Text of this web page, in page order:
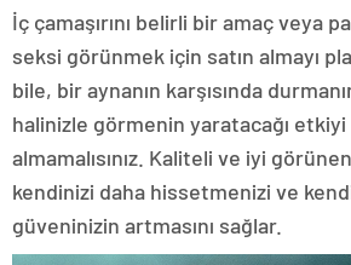
İç çamaşırını belirli bir amaç veya
seksi görünmek için satın almayı
bile, bir aynanın karşısında
halinizle görmenin yaratacağı
almamalısınız. Kaliteli ve iyi
kendinizi daha hissetmenizi ve
güveninizin artmasını sağlar.